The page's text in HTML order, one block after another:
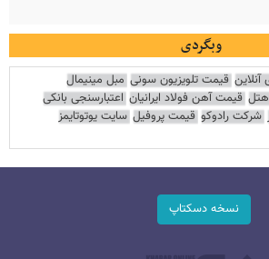
وبگردی
آنلاین قیمت تلویزیون سونی مبل مینیمال
قیمت آهن فولاد ایرانیان اعتبارسنجی بانکی
شرکت رادوکو قیمت پروفیل سایت یوتوتایمز
نسخه دسکتاپ